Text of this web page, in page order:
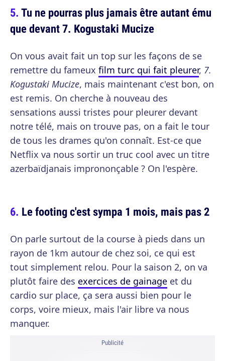
Tu ne pourras plus jamais être autant ému
que devant 7. Kogustaki Mucize
On vous avait fait un top sur les façons de se
remettre du fameux film turc qui fait pleurer, 7.
Kogustaki Mucize, mais maintenant c'est bon, on
est remis. On cherche à nouveau des
sensations aussi tristes pour pleurer devant
notre télé, mais on trouve pas, on a fait le tour
de tous les drames qu'on connaît. Est-ce que
Netflix va nous sortir un truc cool avec un titre
azerbaïdjanais imprononçable ? On l'espère.
Le footing c'est sympa 1 mois, mais pas 2
On parle surtout de la course à pieds dans un
rayon de 1km autour de chez soi, ce qui est
tout simplement relou. Pour la saison 2, on va
plutôt faire des exercices de gainage et du
cardio sur place, ça sera aussi bien pour le
corps, voire mieux, mais l'air libre va nous
manquer.
Publicité